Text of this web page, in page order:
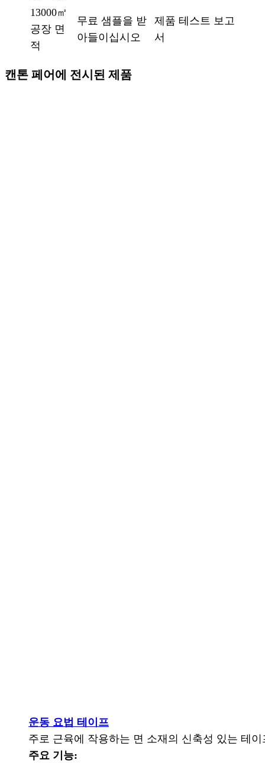
13000㎡
공장 면
적
무료 샘플을 받
아들이십시오
제품 테스트 보고
서
캔톤 페어에 전시된 제품
운동 요법 테이프
주로 근육에 작용하는 면 소재의 신축성 있는 테
주요 기능: